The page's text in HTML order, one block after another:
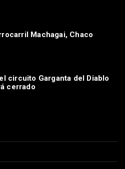
Machagai, Chaco
circuito Garganta del Diablo
cerrado